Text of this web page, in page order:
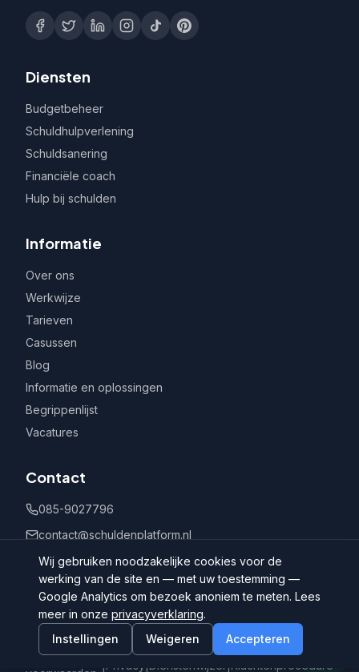
Diensten
Budgetbeheer
Schuldhulpverlening
Schuldsanering
Financiële coach
Hulp bij schulden
Informatie
Over ons
Werkwijze
Tarieven
Casussen
Blog
Informatie en oplossingen
Begrippenlijst
Vacatures
Contact
085-9027796
contact@schuldenplatform.nl
Postbus 802, 7400 AV Deventer
©
Schuldenplatform.nl
Algemene
|Privacy |Dienstenwijzer |Klachtenprocedure
Wij gebruiken noodzakelijke cookies voor de
werking van de site en — met uw toestemming —
Google Analytics om bezoek anoniem te meten. Lees
meer in onze privacyverklaring.
Instellingen
Weigeren Accepteren